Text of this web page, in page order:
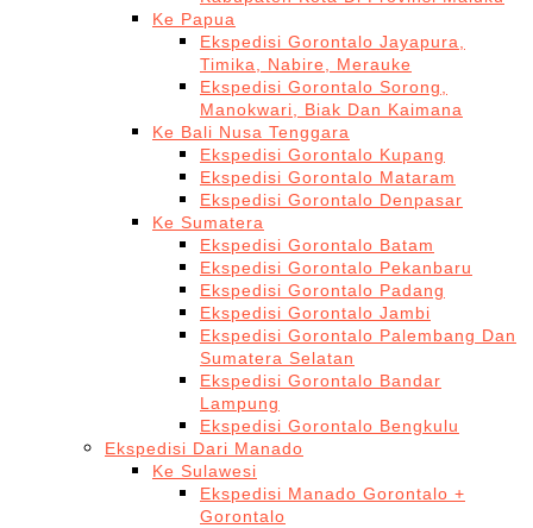
Ke Papua
Ekspedisi Gorontalo Jayapura,
Timika, Nabire, Merauke
Ekspedisi Gorontalo Sorong,
Manokwari, Biak Dan Kaimana
Ke Bali Nusa Tenggara
Ekspedisi Gorontalo Kupang
Ekspedisi Gorontalo Mataram
Ekspedisi Gorontalo Denpasar
Ke Sumatera
Ekspedisi Gorontalo Batam
Ekspedisi Gorontalo Pekanbaru
Ekspedisi Gorontalo Padang
Ekspedisi Gorontalo Jambi
Ekspedisi Gorontalo Palembang Dan
Sumatera Selatan
Ekspedisi Gorontalo Bandar
Lampung
Ekspedisi Gorontalo Bengkulu
Ekspedisi Dari Manado
Ke Sulawesi
Ekspedisi Manado Gorontalo +
Gorontalo